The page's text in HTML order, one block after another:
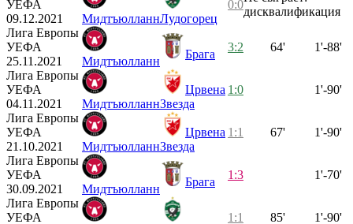
УЕФА
09.12.2021
МидтъюлланнЛудогорец
0:0
дисквалификация
Лига Европы
УЕФА
25.11.2021
Мидтъюлланн
Брага
3:2 64' 1'-88'
Лига Европы
УЕФА
04.11.2021
Мидтъюлланн
Црвена
Звезда
1:0 1'-90'
Лига Европы
УЕФА
21.10.2021
Мидтъюлланн
Црвена
Звезда
1:1 67' 1'-90'
Лига Европы
УЕФА
30.09.2021
Мидтъюлланн
Брага
1:3 1'-70'
Лига Европы
УЕФА
1:1 85' 1'-90'